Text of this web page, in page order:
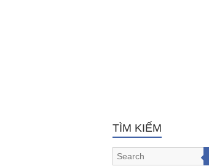
TÌM KIẾM